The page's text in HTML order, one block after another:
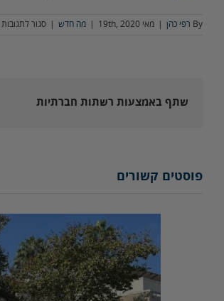
By רפי כהן מאי 19th, 2020 מה חדש סגור לתגובות
שתף באמצעות רשתות חברתיות
פוסטים קשורים